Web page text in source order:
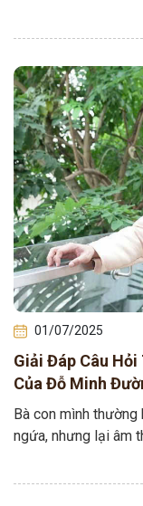
01/07/2025
Giải Đáp Câu Hỏi
Của Đỗ Minh
Bà con mình thường
ngứa, nhưng lại âm